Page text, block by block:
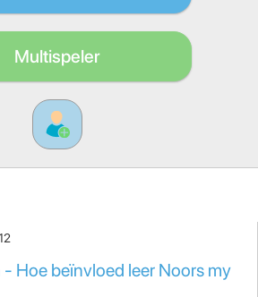
Multispeler
Hoe beïnvloed leer Noors my